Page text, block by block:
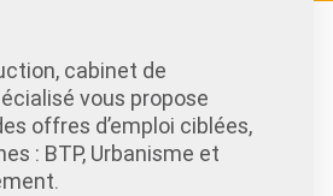
cabinet de
vous propose
offres d’emploi ciblées,
: BTP, Urbanisme et